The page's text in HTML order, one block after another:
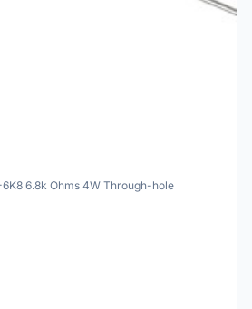
6.8k Ohms 4W Through-hole